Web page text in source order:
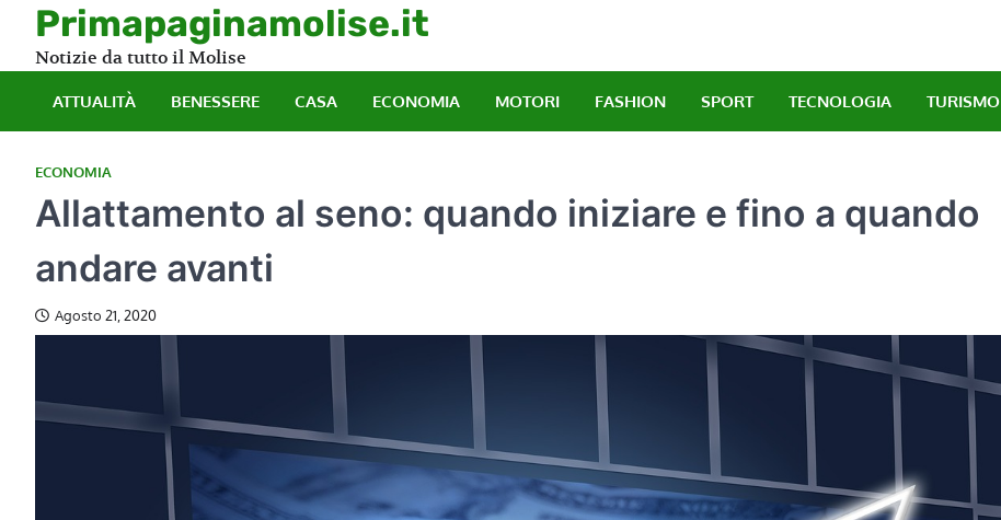
content
Primapaginamolise.it
Notizie da tutto il Molise
ATTUALITÀ BENESSERE CASA ECONOMIA MOTORI FASHION SPORT TECNOLOGIA TURISMO
ECONOMIA
Allattamento al seno: quando iniziare e fino a quando
andare avanti
Agosto 21, 2020